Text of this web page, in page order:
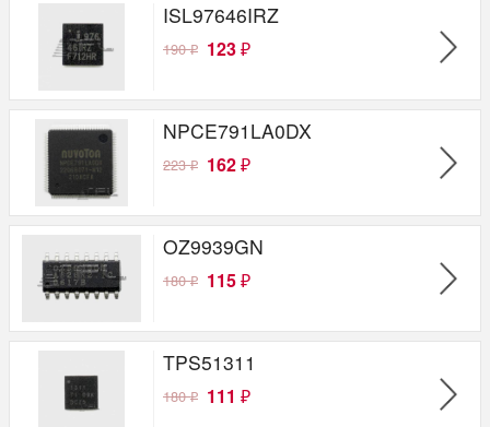
ISL97646IRZ
190₽ 123 ₽
NPCE791LA0DX
223₽ 162 ₽
OZ9939GN
180₽ 115 ₽
TPS51311
180₽ 111 ₽